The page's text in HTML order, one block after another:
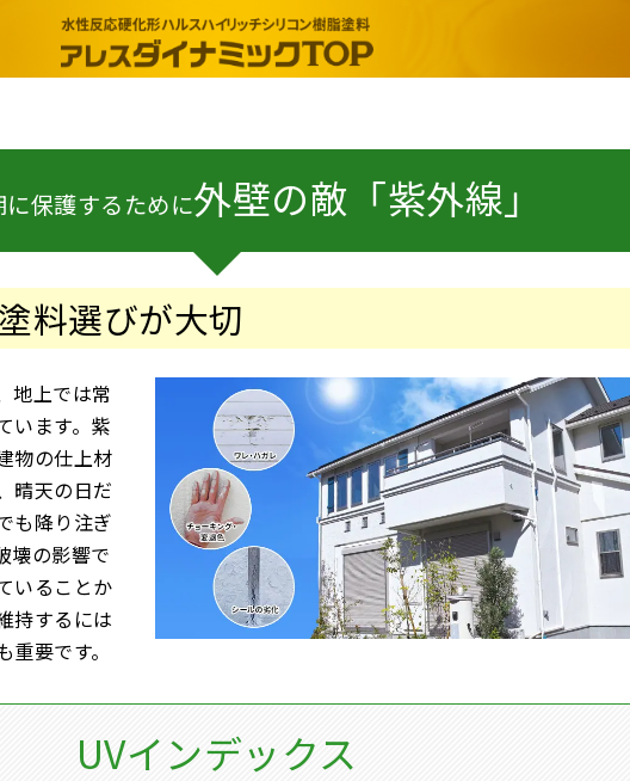
保護するために外壁の敵「紫外線」
料選びが大切
地上では常
います。紫
物の仕上材
晴天の日だ
も降り注ぎ
壊の影響で
いることか
持するには
要です。
UVインデックス